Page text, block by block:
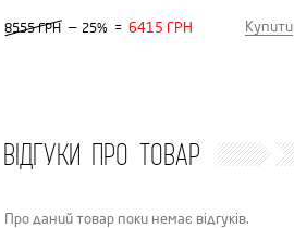
8555 ГРН — 25% = 6415 ГРН Купити
ВІДГУКИ ПРО ТОВАР
Про даний товар поки немає відгуків.